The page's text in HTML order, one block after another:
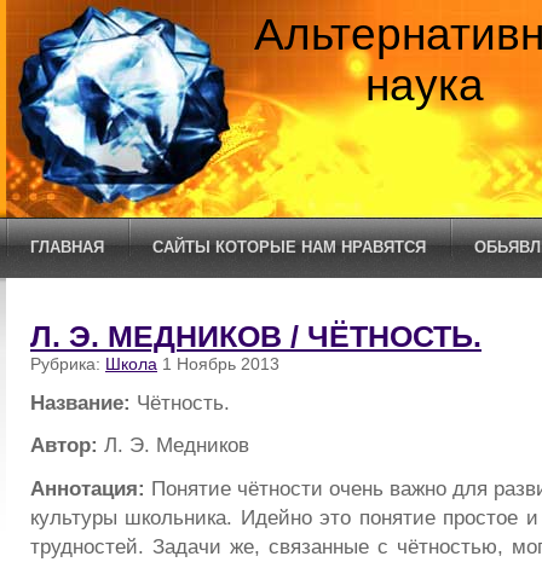
наука
ГЛАВНАЯ САЙТЫ КОТОРЫЕ НАМ НРАВЯТСЯ
Л. Э. МЕДНИКОВ / ЧЁТНОСТЬ.
Рубрика: Школа 1 Ноябрь 2013
Название: Чётность.
Автор: Л. Э. Медников
Аннотация: Понятие чётности очень важно для
культуры школьника. Идейно это понятие простое
трудностей. Задачи же, связанные с чётностью,